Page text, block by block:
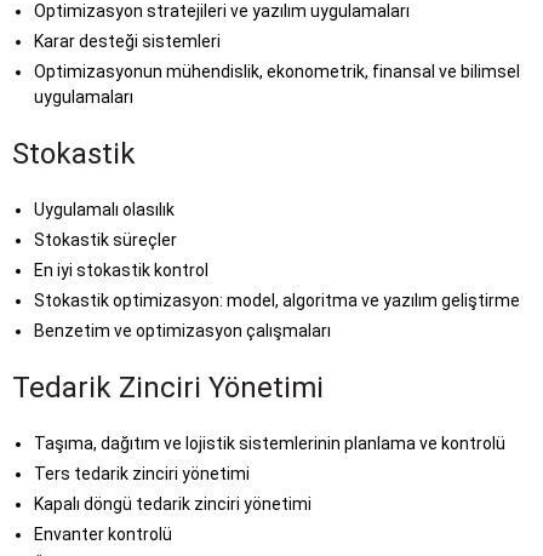
Optimizasyon stratejileri ve yazılım uygulamaları
Karar desteği sistemleri
Optimizasyonun mühendislik, ekonometrik, finansal ve bilimsel
uygulamaları
Stokastik
Uygulamalı olasılık
Stokastik süreçler
En iyi stokastik kontrol
Stokastik optimizasyon: model, algoritma ve yazılım geliştirme
Benzetim ve optimizasyon çalışmaları
Tedarik Zinciri Yönetimi
Taşıma, dağıtım ve lojistik sistemlerinin planlama ve kontrolü
Ters tedarik zinciri yönetimi
Kapalı döngü tedarik zinciri yönetimi
Envanter kontrolü